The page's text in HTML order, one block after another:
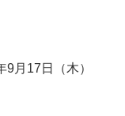
月17日（木）